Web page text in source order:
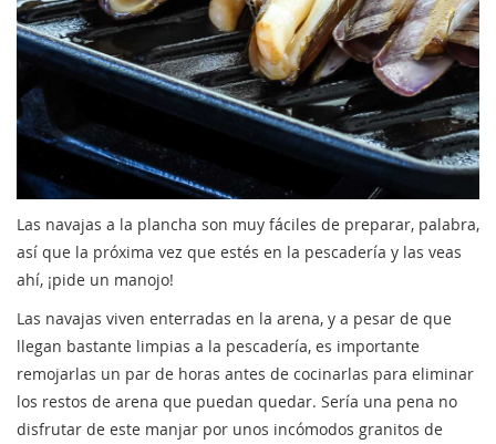
Las navajas a la plancha son muy fáciles de preparar, palabra,
así que la próxima vez que estés en la pescadería y las veas
ahí, ¡pide un manojo!
Las navajas viven enterradas en la arena, y a pesar de que
llegan bastante limpias a la pescadería, es importante
remojarlas un par de horas antes de cocinarlas para eliminar
los restos de arena que puedan quedar. Sería una pena no
disfrutar de este manjar por unos incómodos granitos de